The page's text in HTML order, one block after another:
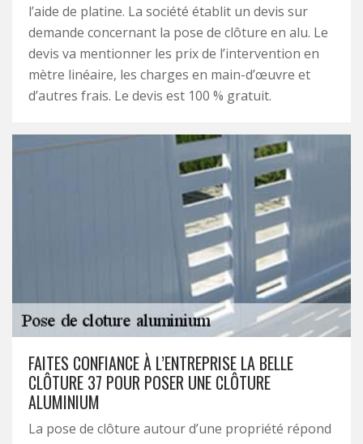
l’aide de platine. La société établit un devis sur
demande concernant la pose de clôture en alu. Le
devis va mentionner les prix de l’intervention en
mètre linéaire, les charges en main-d’œuvre et
d’autres frais. Le devis est 100 % gratuit.
FAITES CONFIANCE À L’ENTREPRISE LA BELLE
CLÔTURE 37 POUR POSER UNE CLÔTURE
ALUMINIUM
La pose de clôture autour d’une propriété répond